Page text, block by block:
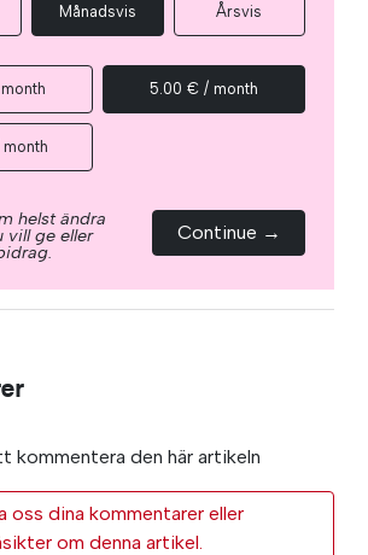
Månadsvis Årsvis
5.00 € / month
helst ändra
vill ge eller Continue →
kommentera den här artikeln
oss dina kommentarer eller
om denna artikel.